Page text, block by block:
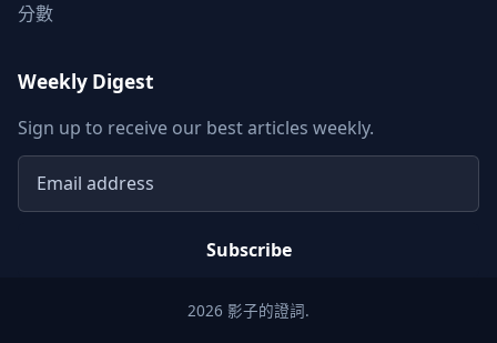
分數
Weekly Digest
Sign up to receive our best articles weekly.
Email address
Subscribe
2026 影子的證詞.